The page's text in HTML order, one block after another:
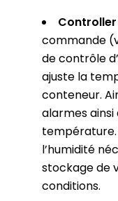
Controller
commande
de contrôle
ajuste la
conteneur.
alarmes
l’humidité
stockage de
conditions.